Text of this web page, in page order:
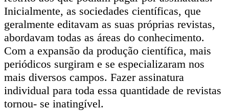
Inicialmente, as sociedades científicas, que
geralmente editavam as suas próprias revistas,
abordavam todas as áreas do conhecimento.
Com a expansão da produção científica, mais
periódicos surgiram e se especializaram nos
mais diversos campos. Fazer assinatura
individual para toda essa quantidade de revistas
tornou- se inatingível.